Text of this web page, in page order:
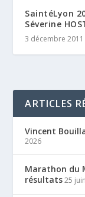
SaintéLyon
Séverine
3 décembre 2011
ARTICLES
Vincent
2026
Marathon du
résultats 25